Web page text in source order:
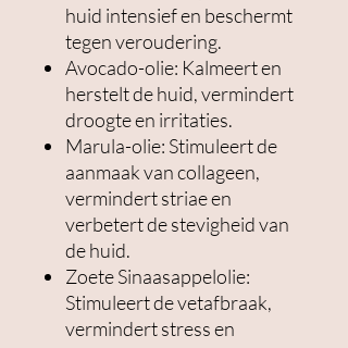
huid intensief en beschermt
tegen veroudering.
Avocado-olie: Kalmeert en
herstelt de huid, vermindert
droogte en irritaties.
Marula-olie: Stimuleert de
aanmaak van collageen,
vermindert striae en
verbetert de stevigheid van
de huid.
Zoete Sinaasappelolie:
Stimuleert de vetafbraak,
vermindert stress en